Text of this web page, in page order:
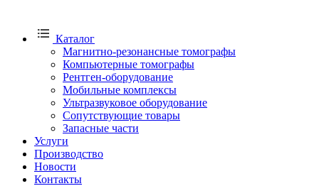
Каталог
Магнитно-резонансные томографы
Компьютерные томографы
Рентген-оборудование
Мобильные комплексы
Ультразвуковое оборудование
Сопутствующие товары
Запасные части
Услуги
Производство
Новости
Контакты